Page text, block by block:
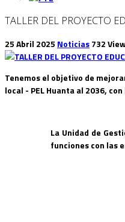
TALLER DEL PROYECTO
25 Abril 2025 Noticias732
Tenemos el objetivo de
local - PEL Huanta al 2036,
La Unidad de
funciones con las